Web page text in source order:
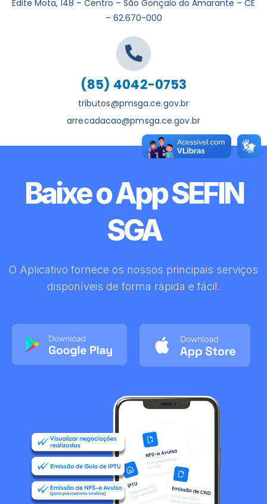
Edite Mota, 148 – Centro – São Gonçalo do Amarante – CE
– 62.670-000
(85) 4042-0753
tributos@pmsga.ce.gov.br
arrecadacao@pmsga.ce.gov.br
Baixe o App SEFIN
SGA
O Aplicativo fornece os nossos principais serviços
disponíveis de forma rápida e fácil.